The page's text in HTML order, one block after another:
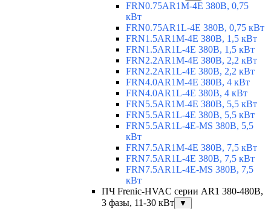
FRN0.75AR1M-4E 380В, 0,75
кВт
FRN0.75AR1L-4E 380В, 0,75 кВт
FRN1.5AR1M-4E 380В, 1,5 кВт
FRN1.5AR1L-4E 380В, 1,5 кВт
FRN2.2AR1M-4E 380В, 2,2 кВт
FRN2.2AR1L-4E 380В, 2,2 кВт
FRN4.0AR1M-4E 380В, 4 кВт
FRN4.0AR1L-4E 380В, 4 кВт
FRN5.5AR1M-4E 380В, 5,5 кВт
FRN5.5AR1L-4E 380В, 5,5 кВт
FRN5.5AR1L-4E-MS 380В, 5,5
кВт
FRN7.5AR1M-4E 380В, 7,5 кВт
FRN7.5AR1L-4E 380В, 7,5 кВт
FRN7.5AR1L-4E-MS 380В, 7,5
кВт
ПЧ Frenic-HVAC серии AR1 380-480В,
3 фазы, 11-30 кВт
▼